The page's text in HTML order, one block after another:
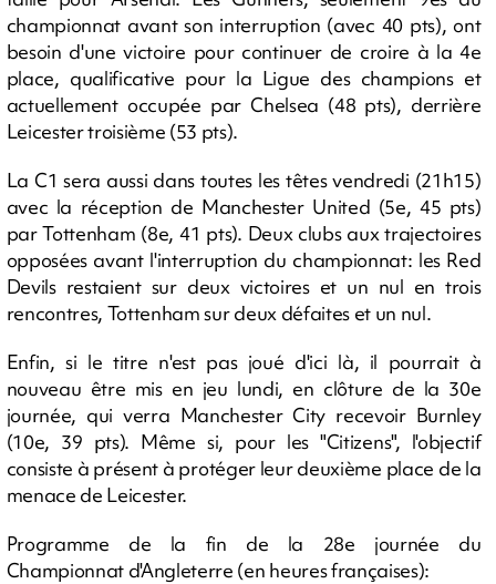
championnat avant son interruption (avec 40 pts), ont
besoin d'une victoire pour continuer de croire à la 4e
place, qualificative pour la Ligue des champions et
actuellement occupée par Chelsea (48 pts), derrière
Leicester troisième (53 pts).
La C1 sera aussi dans toutes les têtes vendredi (21h15)
avec la réception de Manchester United (5e, 45 pts)
par Tottenham (8e, 41 pts). Deux clubs aux trajectoires
opposées avant l'interruption du championnat: les Red
Devils restaient sur deux victoires et un nul en trois
rencontres, Tottenham sur deux défaites et un nul.
Enfin, si le titre n'est pas joué d'ici là, il pourrait à
nouveau être mis en jeu lundi, en clôture de la 30e
journée, qui verra Manchester City recevoir Burnley
(10e, 39 pts). Même si, pour les "Citizens", l'objectif
consiste à présent à protéger leur deuxième place de la
menace de Leicester.
Programme de la fin de la 28e journée du
Championnat d'Angleterre (en heures françaises):